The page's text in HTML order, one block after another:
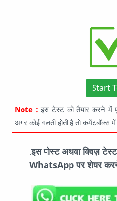
Start
Note : इस टेस्ट को तैयार करने में
अगर कोई गलती होती है तो कमेंटबॉक्स
.इस पोस्ट अथवा क्विज़
WhatsApp पर शेयर